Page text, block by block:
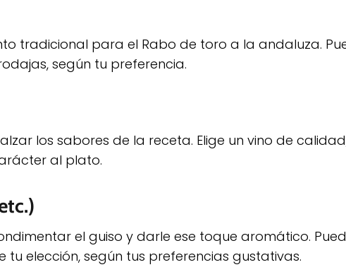
tradicional para el Rabo de toro a la andaluza.
según tu preferencia.
los sabores de la receta. Elige un vino de
al plato.
el guiso y darle ese toque aromático.
elección, según tus preferencias gustativas.